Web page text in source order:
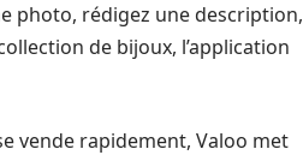
photo, rédigez une description,
de bijoux, l’application
vende rapidement, Valoo met